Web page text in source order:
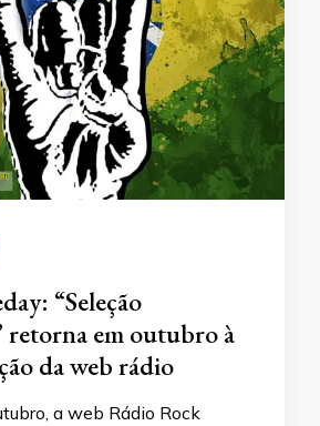
“Seleção
retorna em outubro à
da web rádio
a web Rádio Rock